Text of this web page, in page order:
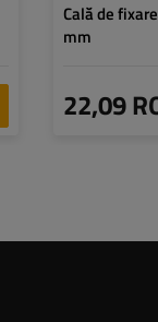
Cală de
mm
22,09